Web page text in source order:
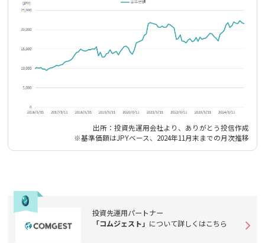
出所：投資先運用会社より、ありがとう投信作成
※基準価額はJPYベース、2024年11月末までの月次推移
投資先運用パートナー
「コムジェスト」 について詳しくはこちら